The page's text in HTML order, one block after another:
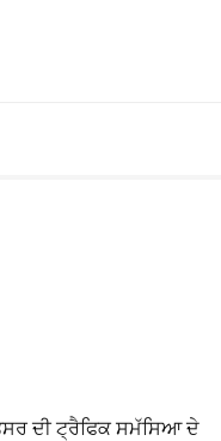
ਦੀ ਟ੍ਰੈਫਿਕ ਸਮੱਸਿਆ ਦੇ